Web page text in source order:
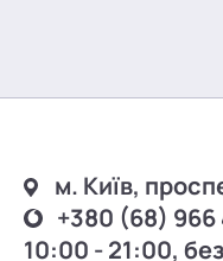
м. Київ,
+380 (68) 966
10:00 - 21:00,